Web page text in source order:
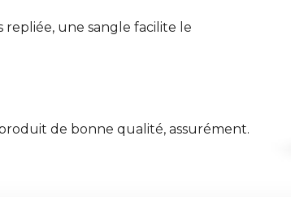
repliée, une sangle facilite le
de bonne qualité, assurément.